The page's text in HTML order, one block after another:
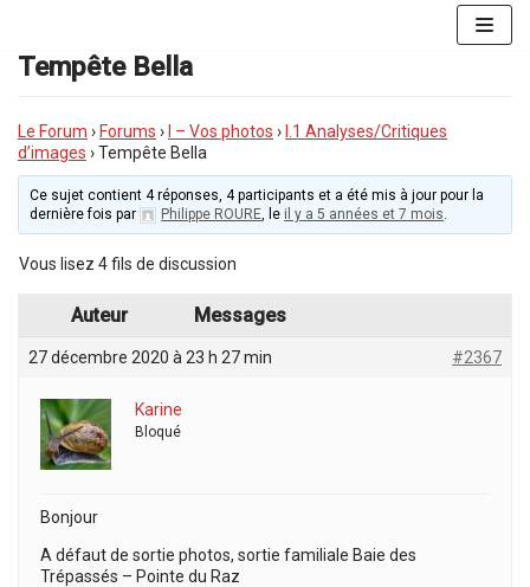
au
contenu
Tempête Bella
Le Forum › Forums › I – Vos photos ›
I.1 Analyses/Critiques
d’images ›Tempête Bella
Ce sujet contient 4 réponses, 4 participants et a été mis à jour pour la
dernière fois par
Philippe ROURE, le il y a 5 années et 7 mois.
Vous lisez 4 fils de discussion
Auteur Messages
27 décembre 2020 à 23 h 27 min #2367
Karine
Bloqué
Bonjour
A défaut de sortie photos, sortie familiale Baie des
Trépassés – Pointe du Raz